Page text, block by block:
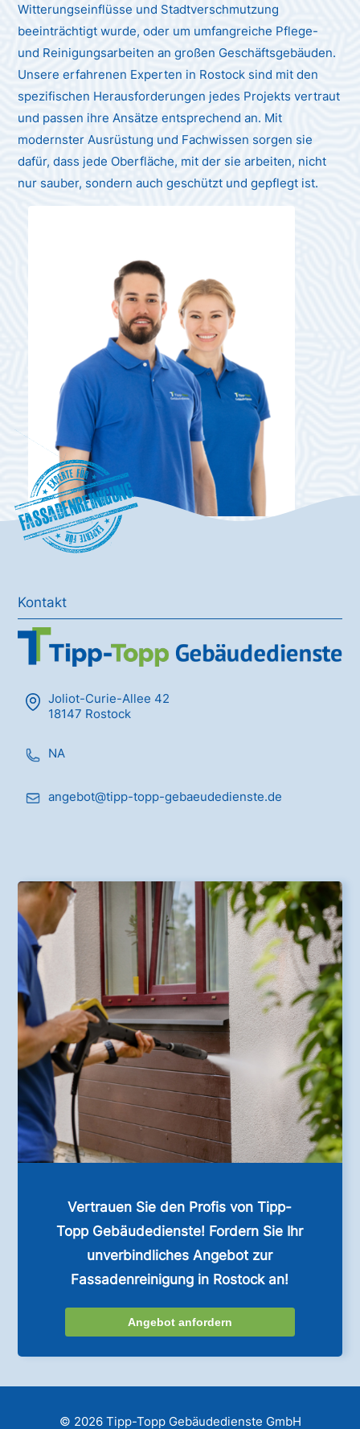
Witterungseinflüsse und Stadtverschmutzung
beeinträchtigt wurde, oder um umfangreiche Pflege-
und Reinigungsarbeiten an großen Geschäftsgebäuden.
Unsere erfahrenen Experten in Rostock sind mit den
spezifischen Herausforderungen jedes Projekts vertraut
und passen ihre Ansätze entsprechend an. Mit
modernster Ausrüstung und Fachwissen sorgen sie
dafür, dass jede Oberfläche, mit der sie arbeiten, nicht
nur sauber, sondern auch geschützt und gepflegt ist.
Fassadenreinigung
Kontakt
Joliot-Curie-Allee 42
18147 Rostock
NA
angebot@tipp-topp-gebaeudedienste.de
Vertrauen Sie den Profis von Tipp-
Topp Gebäudedienste! Fordern Sie Ihr
unverbindliches Angebot zur
Fassadenreinigung in Rostock an!
Angebot anfordern
© 2026 Tipp-Topp Gebäudedienste GmbH